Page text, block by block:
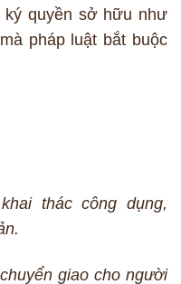
ký quyền sở hữu như
pháp luật bắt buộc
thác công dụng,
giao cho người